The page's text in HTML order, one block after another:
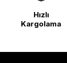
Hızlı
Kargolama